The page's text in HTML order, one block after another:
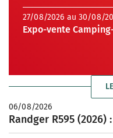
27/08/2026 au 30/08/
Expo-vente
06/08/2026
Randger R595